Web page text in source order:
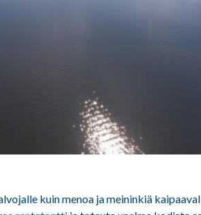
kuin menoa ja meininkiä